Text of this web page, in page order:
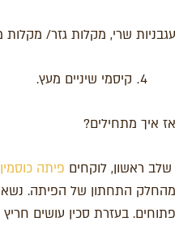
עגבניות שרי, מקלות גזר/ מקלות
קיסמי שיניים מעץ.
אז איך מתחילים?
שלב ראשון, לוקחים פיתה כוסמין
מהחלק התחתון של הפיתה.
פתוחים. בעזרת סכין עושים